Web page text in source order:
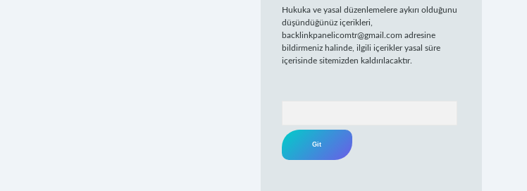
Hukuka ve yasal düzenlemelere aykırı olduğunu
düşündüğünüz içerikleri,
backlinkpanelicomtr@gmail.com adresine
bildirmeniz halinde, ilgili içerikler yasal süre
içerisinde sitemizden kaldırılacaktır.